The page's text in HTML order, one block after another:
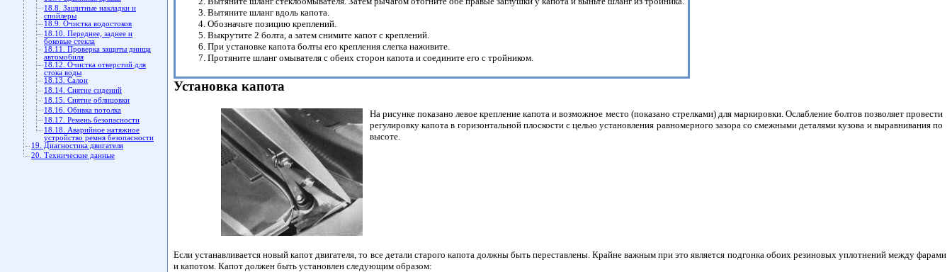
18.8. Защитные накладки и
спойлеры
18.9. Очистка водостоков
18.10. Переднее, заднее и
боковые стекла
18.11. Проверка защиты днища
автомобиля
18.12. Очистка отверстий для
стока воды
18.13. Салон
18.14. Снятие сидений
18.15. Снятие облицовки
18.16. Обивка потолка
18.17. Ремень безопасности
18.18. Аварийное натяжное
устройство ремня безопасности
19. Диагностика двигателя
20. Технические данные
Вытяните шланг вдоль капота.
Обозначьте позицию креплений.
Выкрутите 2 болта, а затем снимите капот с креплений.
При установке капота болты его крепления слегка наживите.
Протяните шланг омывателя с обеих сторон капота и соедините его с тройником.
Установка капота
На рисунке показано левое крепление капота и возможное место (показано стрелками) для маркировки. Ослабление болтов позволяет провести
регулировку капота в горизонтальной плоскости с целью установления равномерного зазора со смежными деталями кузова и выравнивания по
высоте.
Если устанавливается новый капот двигателя, то все детали старого капота должны быть переставлены. Крайне важным при это является подгонка обоих резиновых уплотнений между фарами
и капотом. Капот должен быть установлен следующим образом: